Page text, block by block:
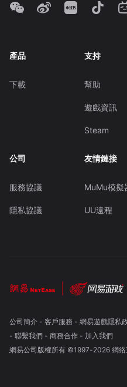
產品
下載
支持
幫助
遊戲資訊
Steam
公司
服務協議
隱私協議
友情鏈接
MuMu模擬
UU遠程
公司簡介- 客戶服務 - 網易遊戲隱私
- 聯繫我們- 商務合作- 加入我們
網易公司版權所有 ©1997-2026 網